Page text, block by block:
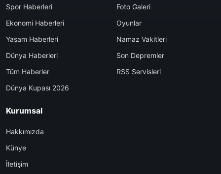
Spor Haberleri
Ekonomi Haberleri
Yaşam Haberleri
Dünya Haberleri
Tüm Haberler
Dünya Kupası 2026
Foto Galeri
Oyunlar
Namaz Vakitleri
Son Depremler
RSS Servisleri
Kurumsal
Hakkımızda
Künye
İletişim